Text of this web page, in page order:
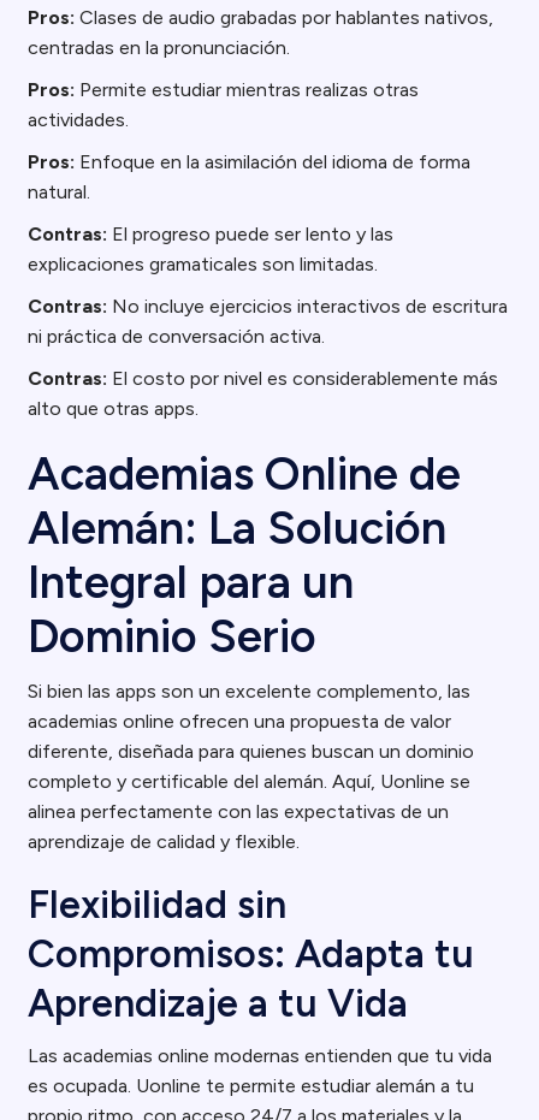
Pros: Clases de audio grabadas por hablantes nativos,
centradas en la pronunciación.
Pros: Permite estudiar mientras realizas otras
actividades.
Pros: Enfoque en la asimilación del idioma de forma
natural.
Contras: El progreso puede ser lento y las
explicaciones gramaticales son limitadas.
Contras: No incluye ejercicios interactivos de escritura
ni práctica de conversación activa.
Contras: El costo por nivel es considerablemente más
alto que otras apps.
Academias Online de
Alemán: La Solución
Integral para un
Dominio Serio
Si bien las apps son un excelente complemento, las
academias online ofrecen una propuesta de valor
diferente, diseñada para quienes buscan un dominio
completo y certificable del alemán. Aquí, Uonline se
alinea perfectamente con las expectativas de un
aprendizaje de calidad y flexible.
Flexibilidad sin
Compromisos: Adapta tu
Aprendizaje a tu Vida
Las academias online modernas entienden que tu vida
es ocupada. Uonline te permite estudiar alemán a tu